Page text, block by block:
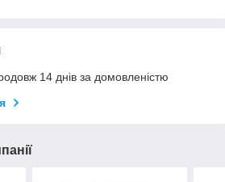
14 днів за домовленістю